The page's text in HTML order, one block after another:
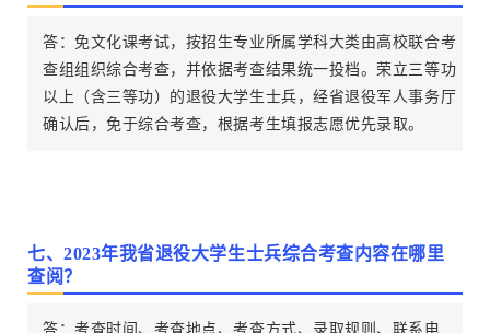
答：免文化课考试，按招生专业所属学科大类由高校联合考
查组组织综合考查，并依据考查结果统一投档。荣立三等功
以上（含三等功）的退役大学生士兵，经省退役军人事务厅
确认后，免于综合考查，根据考生填报志愿优先录取。
七、2023年我省退役大学生士兵综合考查内容在哪里
查阅？
答：考查时间、考查地点、考查方式、录取规则、联系电